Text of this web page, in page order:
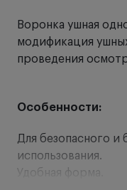
Воронка ушная
модификация
проведения
Особенности:
Для безопасного и
использования.
Удобная форма.